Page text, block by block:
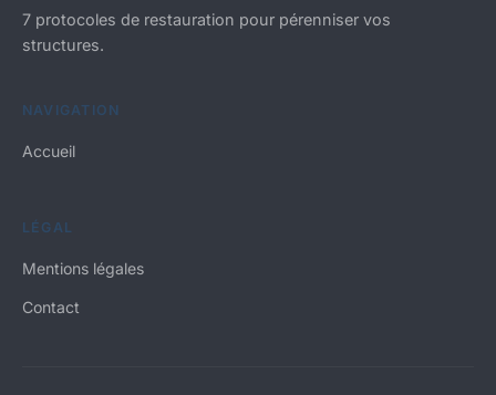
7 protocoles de restauration pour pérenniser vos
structures.
NAVIGATION
Accueil
LÉGAL
Mentions légales
Contact